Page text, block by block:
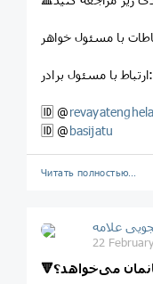
@
🆔 @
🆔 @basijatu
Читать полностью…
علامه
22
می‌خواهد؟